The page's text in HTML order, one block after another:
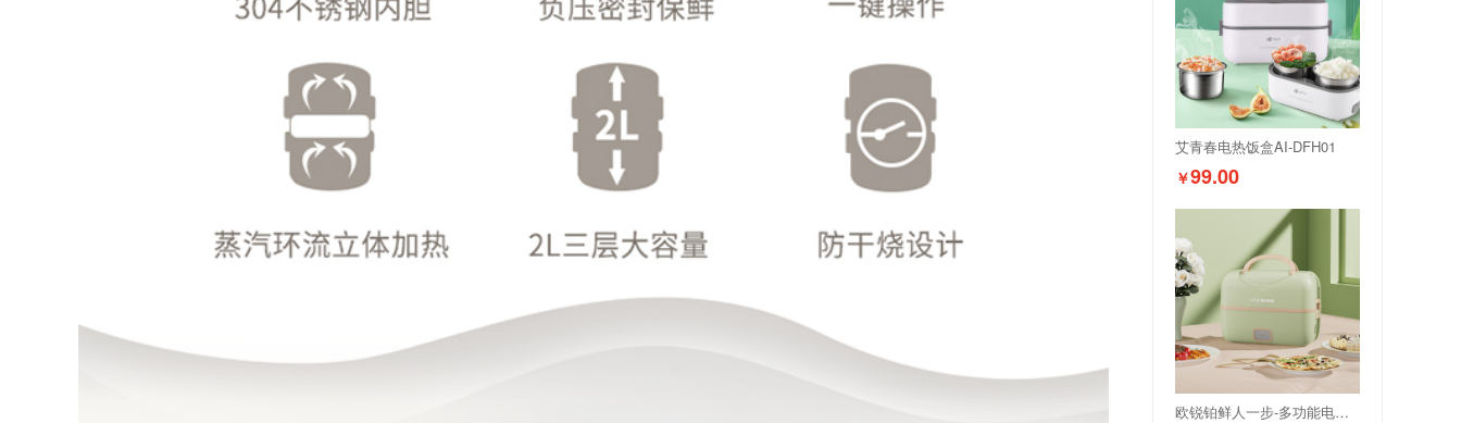
艾青春电热饭盒AI-DFH01
￥99.00
欧锐铂鲜人一步-多功能电热饭盒